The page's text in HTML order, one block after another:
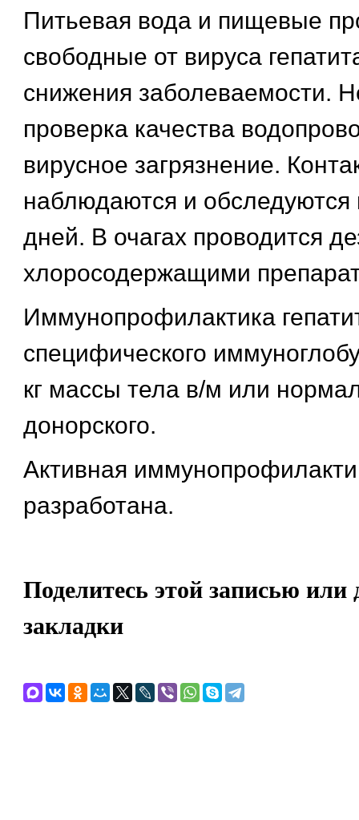
Питьевая вода и пищевые
свободные от вируса
снижения заболеваемости.
проверка качества
вирусное загрязнение.
наблюдаются и обследуются
дней. В очагах проводится
хлоросодержащими
Иммунопрофилактика
специфического
кг массы тела в/м или
донорского.
Активная
разработана.
Поделитесь этой записью или
закладки